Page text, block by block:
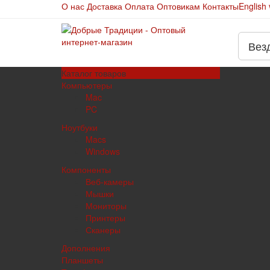
О нас Доставка Оплата Оптовикам КонтактыEnglish
Каталог товаров
Компьютеры
Mac
PC
Ноутбуки
Macs
Windows
Компоненты
Веб-камеры
Мышки
Мониторы
Принтеры
Сканеры
Дополнения
Планшеты